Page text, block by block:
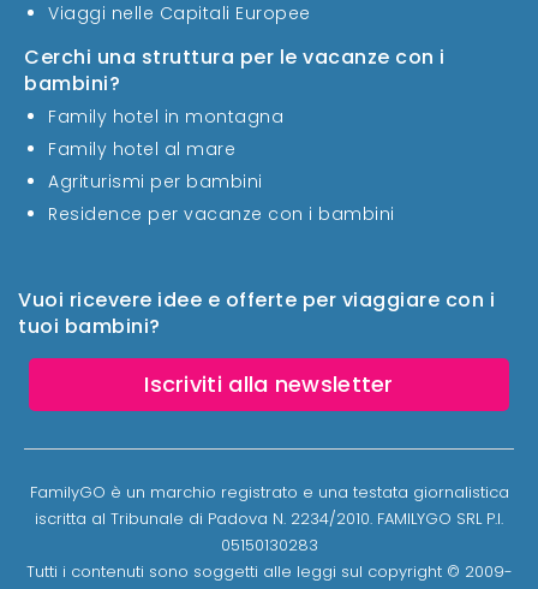
Vuoi ricevere idee e offerte per viaggiare con i
tuoi bambini?
Iscriviti alla newsletter
Viaggi nelle Capitali Europee
Cerchi una struttura per le vacanze con i
bambini?
Family hotel in montagna
Family hotel al mare
Agriturismi per bambini
Residence per vacanze con i bambini
FamilyGO è un marchio registrato e una testata giornalistica
iscritta al Tribunale di Padova N. 2234/2010. FAMILYGO SRL P.I.
05150130283
Tutti i contenuti sono soggetti alle leggi sul copyright © 2009-